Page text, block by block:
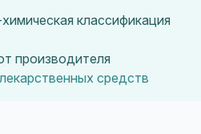
классификация
производителя
средств